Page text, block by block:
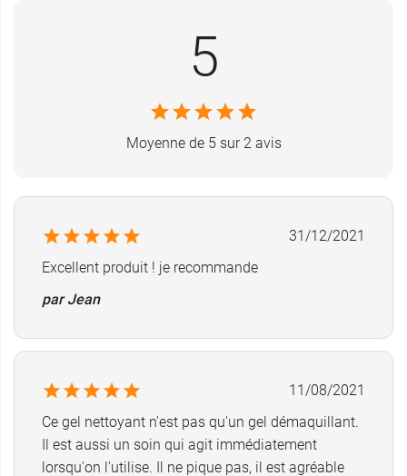
tube de 150 ml
5
Moyenne de 5 sur 2 avis
31/12/2021
Excellent produit ! je recommande
par Jean
11/08/2021
Ce gel nettoyant n'est pas qu'un gel démaquillant.
Il est aussi un soin qui agit immédiatement
lorsqu'on l'utilise. Il ne pique pas, il est agréable